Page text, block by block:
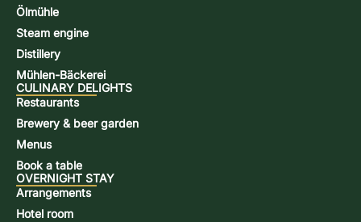
Ölmühle
Steam engine
Distillery
Mühlen-Bäckerei
CULINARY DELIGHTS
Restaurants
Brewery & beer garden
Menus
Book a table
OVERNIGHT STAY
Arrangements
Hotel room